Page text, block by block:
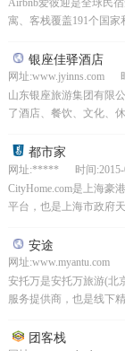
Airbnb爱彼迎是全球民
寓、客栈覆盖191个国
银座佳驿酒店
网址:www.jyinns.com
山东银座旅游集团有限
了酒店、餐饮、文化、
都市家
网址:***** 时间:2015-
CityHome.com是上海豪
平台，也是上海市政府
安途
网址:www.myantu.com
安托万是安托万旅游(北
服务提供商，也是线下
团客栈